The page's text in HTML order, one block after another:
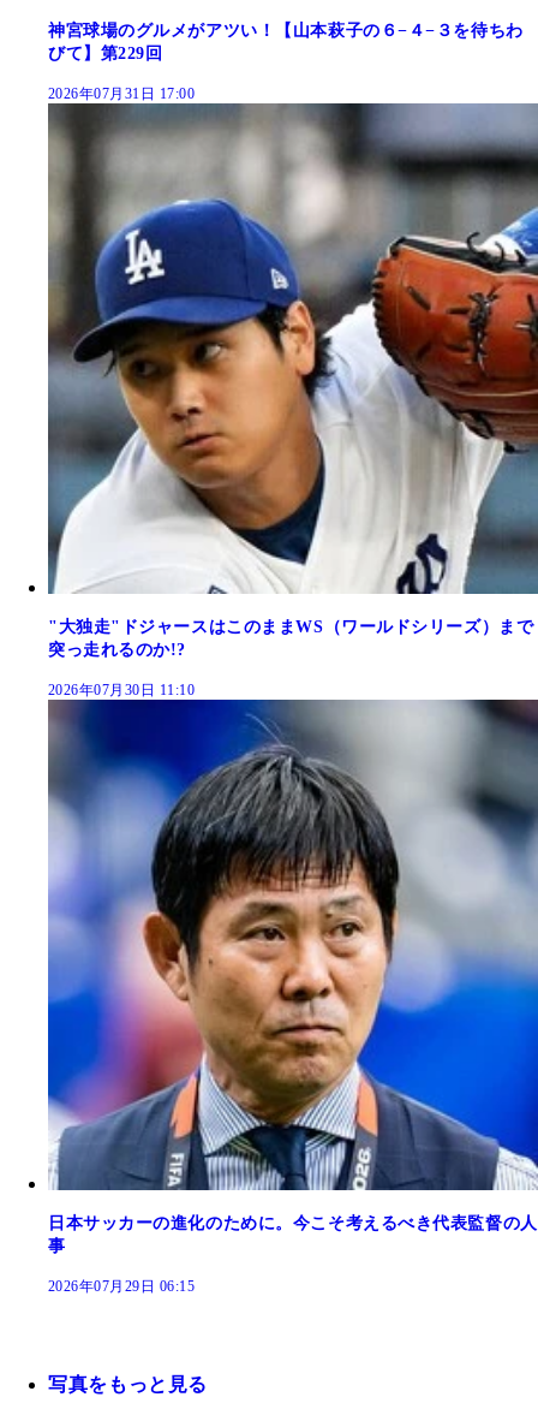
神宮球場のグルメがアツい！【山本萩子の６−４−３を待ちわ
びて】第229回
2026年07月31日 17:00
"大独走"ドジャースはこのままWS（ワールドシリーズ）まで
突っ走れるのか!?
2026年07月30日 11:10
日本サッカーの進化のために。今こそ考えるべき代表監督の人
事
2026年07月29日 06:15
写真をもっと見る